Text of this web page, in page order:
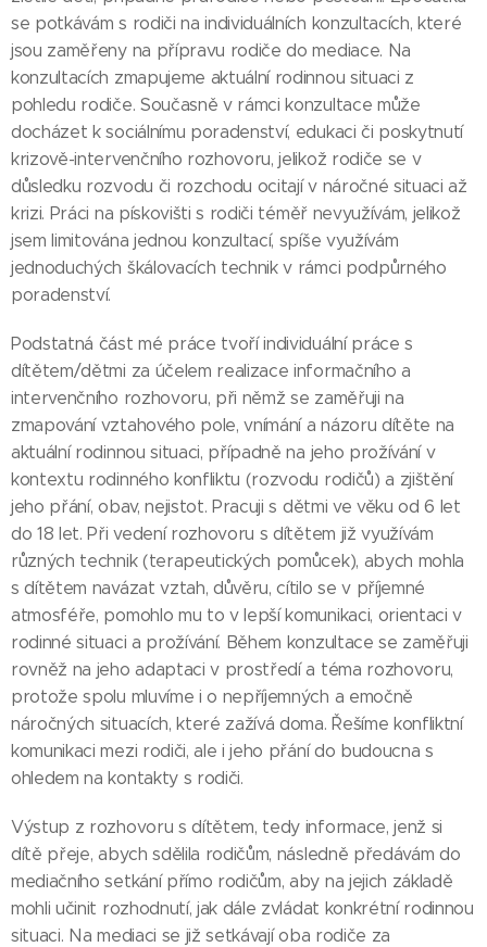
se potkávám s rodiči na individuálních konzultacích, které
jsou zaměřeny na přípravu rodiče do mediace. Na
konzultacích zmapujeme aktuální rodinnou situaci z
pohledu rodiče. Současně v rámci konzultace může
docházet k sociálnímu poradenství, edukaci či poskytnutí
krizově-intervenčního rozhovoru, jelikož rodiče se v
důsledku rozvodu či rozchodu ocitají v náročné situaci až
krizi. Práci na pískovišti s rodiči téměř nevyužívám, jelikož
jsem limitována jednou konzultací, spíše využívám
jednoduchých škálovacích technik v rámci podpůrného
poradenství.
Podstatná část mé práce tvoří individuální práce s
dítětem/dětmi za účelem realizace informačního a
intervenčního rozhovoru, při němž se zaměřuji na
zmapování vztahového pole, vnímání a názoru dítěte na
aktuální rodinnou situaci, případně na jeho prožívání v
kontextu rodinného konfliktu (rozvodu rodičů) a zjištění
jeho přání, obav, nejistot. Pracuji s dětmi ve věku od 6 let
do 18 let. Při vedení rozhovoru s dítětem již využívám
různých technik (terapeutických pomůcek), abych mohla
s dítětem navázat vztah, důvěru, cítilo se v příjemné
atmosféře, pomohlo mu to v lepší komunikaci, orientaci v
rodinné situaci a prožívání. Během konzultace se zaměřuji
rovněž na jeho adaptaci v prostředí a téma rozhovoru,
protože spolu mluvíme i o nepříjemných a emočně
náročných situacích, které zažívá doma. Řešíme konfliktní
komunikaci mezi rodiči, ale i jeho přání do budoucna s
ohledem na kontakty s rodiči.
Výstup z rozhovoru s dítětem, tedy informace, jenž si
dítě přeje, abych sdělila rodičům, následně předávám do
mediačního setkání přímo rodičům, aby na jejich základě
mohli učinit rozhodnutí, jak dále zvládat konkrétní rodinnou
situaci. Na mediaci se již setkávají oba rodiče za